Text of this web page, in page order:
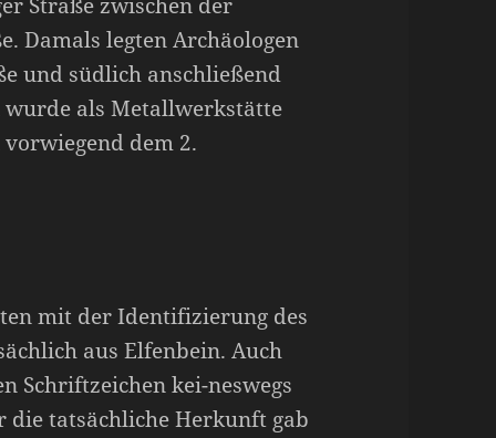
Straße zwischen der
Damals legten Archäologen
und südlich anschließend
wurde als Metallwerkstätte
dem 2.
mit der Identifizierung des
aus Elfenbein. Auch
Schriftzeichen kei-neswegs
die tatsächliche Herkunft gab